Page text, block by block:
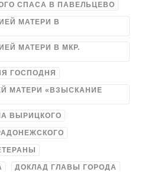
СПАСА В ПАВЕЛЬЦЕВО
МАТЕРИ В
МАТЕРИ В МКР.
ГОСПОДНЯ
МАТЕРИ «ВЗЫСКАНИЕ
ВЫРИЦКОГО
ДОКЛАД ГЛАВЫ ГОРОДА